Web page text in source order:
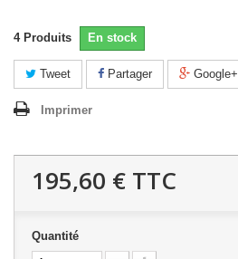
4 Produits En stock
Tweet Partager Google+
Imprimer
195,60 € TTC
Quantité